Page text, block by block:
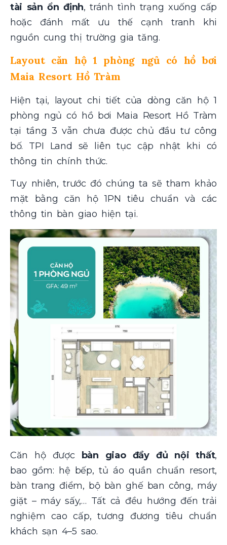
tài sản ổn định, tránh tình trạng xuống cấp
hoặc đánh mất ưu thế cạnh tranh khi
nguồn cung thị trường gia tăng.
Layout căn hộ 1 phòng ngủ có hồ bơi
Maia Resort Hồ Tràm
Hiện tại, layout chi tiết của dòng căn hộ 1
phòng ngủ có hồ bơi Maia Resort Hồ Tràm
tại tầng 3 vẫn chưa được chủ đầu tư công
bố. TPI Land sẽ liên tục cập nhật khi có
thông tin chính thức.
Tuy nhiên, trước đó chúng ta sẽ tham khảo
mặt bằng căn hộ 1PN tiêu chuẩn và các
thông tin bàn giao hiện tại.
Căn hộ được bàn giao đầy đủ nội thất,
bao gồm: hệ bếp, tủ áo quần chuẩn resort,
bàn trang điểm, bộ bàn ghế ban công, máy
giặt – máy sấy,… Tất cả đều hướng đến trải
nghiệm cao cấp, tương đương tiêu chuẩn
khách sạn 4–5 sao.